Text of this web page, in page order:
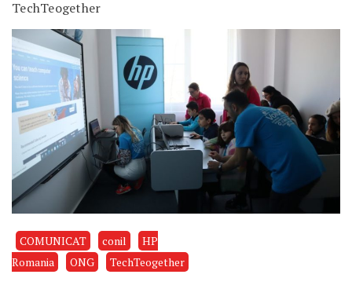
TechTeogether
COMUNICAT conil
HP
Romania
ONG TechTeogether